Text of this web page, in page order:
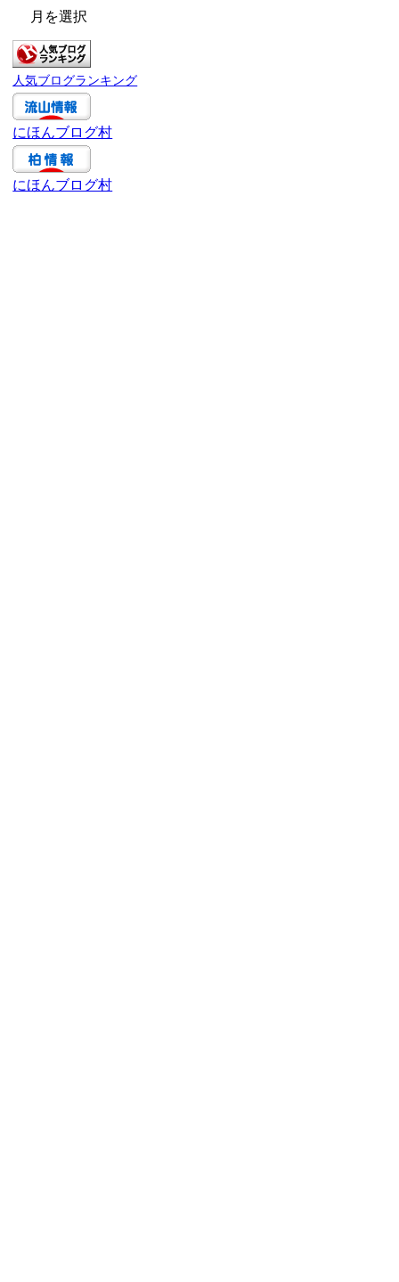
カ
イ
ブ
人気ブログランキング
にほんブログ村
にほんブログ村